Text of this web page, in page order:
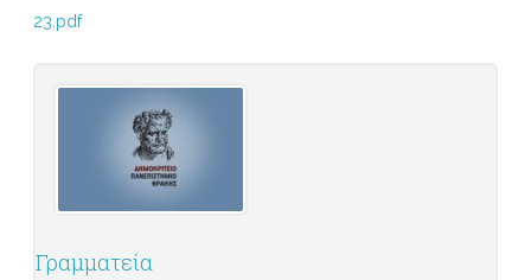
23.pdf
Γραμματεία